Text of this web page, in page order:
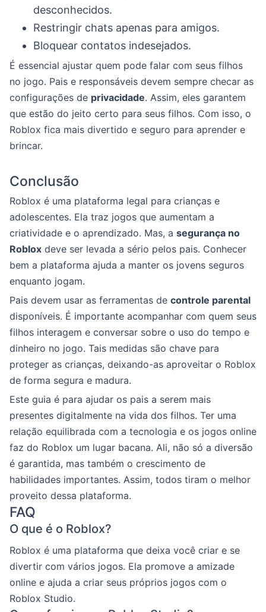
desconhecidos.
Restringir chats apenas para amigos.
Bloquear contatos indesejados.
É essencial ajustar quem pode falar com seus filhos
no jogo. Pais e responsáveis devem sempre checar as
configurações de privacidade. Assim, eles garantem
que estão do jeito certo para seus filhos. Com isso, o
Roblox fica mais divertido e seguro para aprender e
brincar.
Conclusão
Roblox é uma plataforma legal para crianças e
adolescentes. Ela traz jogos que aumentam a
criatividade e o aprendizado. Mas, a segurança no
Roblox deve ser levada a sério pelos pais. Conhecer
bem a plataforma ajuda a manter os jovens seguros
enquanto jogam.
Pais devem usar as ferramentas de controle parental
disponíveis. É importante acompanhar com quem seus
filhos interagem e conversar sobre o uso do tempo e
dinheiro no jogo. Tais medidas são chave para
proteger as crianças, deixando-as aproveitar o Roblox
de forma segura e madura.
Este guia é para ajudar os pais a serem mais
presentes digitalmente na vida dos filhos. Ter uma
relação equilibrada com a tecnologia e os jogos online
faz do Roblox um lugar bacana. Ali, não só a diversão
é garantida, mas também o crescimento de
habilidades importantes. Assim, todos tiram o melhor
proveito dessa plataforma.
FAQ
O que é o Roblox?
Roblox é uma plataforma que deixa você criar e se
divertir com vários jogos. Ela promove a amizade
online e ajuda a criar seus próprios jogos com o
Roblox Studio.